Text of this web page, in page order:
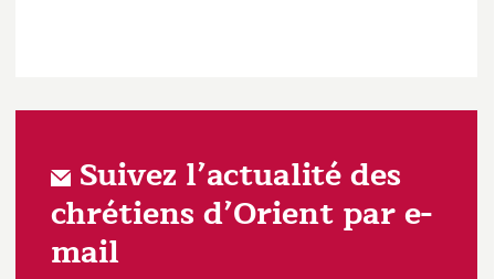
Suivez l’actualité des
chrétiens d’Orient par e-
mail